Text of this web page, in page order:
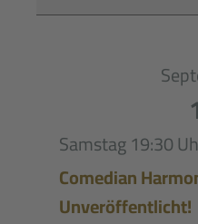
Samstag19:30
Comedian
Unveröffentlicht!